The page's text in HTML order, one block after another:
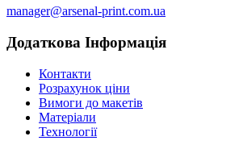
manager@arsenal-print.com.ua
Додаткова Інформація
Контакти
Розрахунок ціни
Вимоги до макетів
Матеріали
Технології